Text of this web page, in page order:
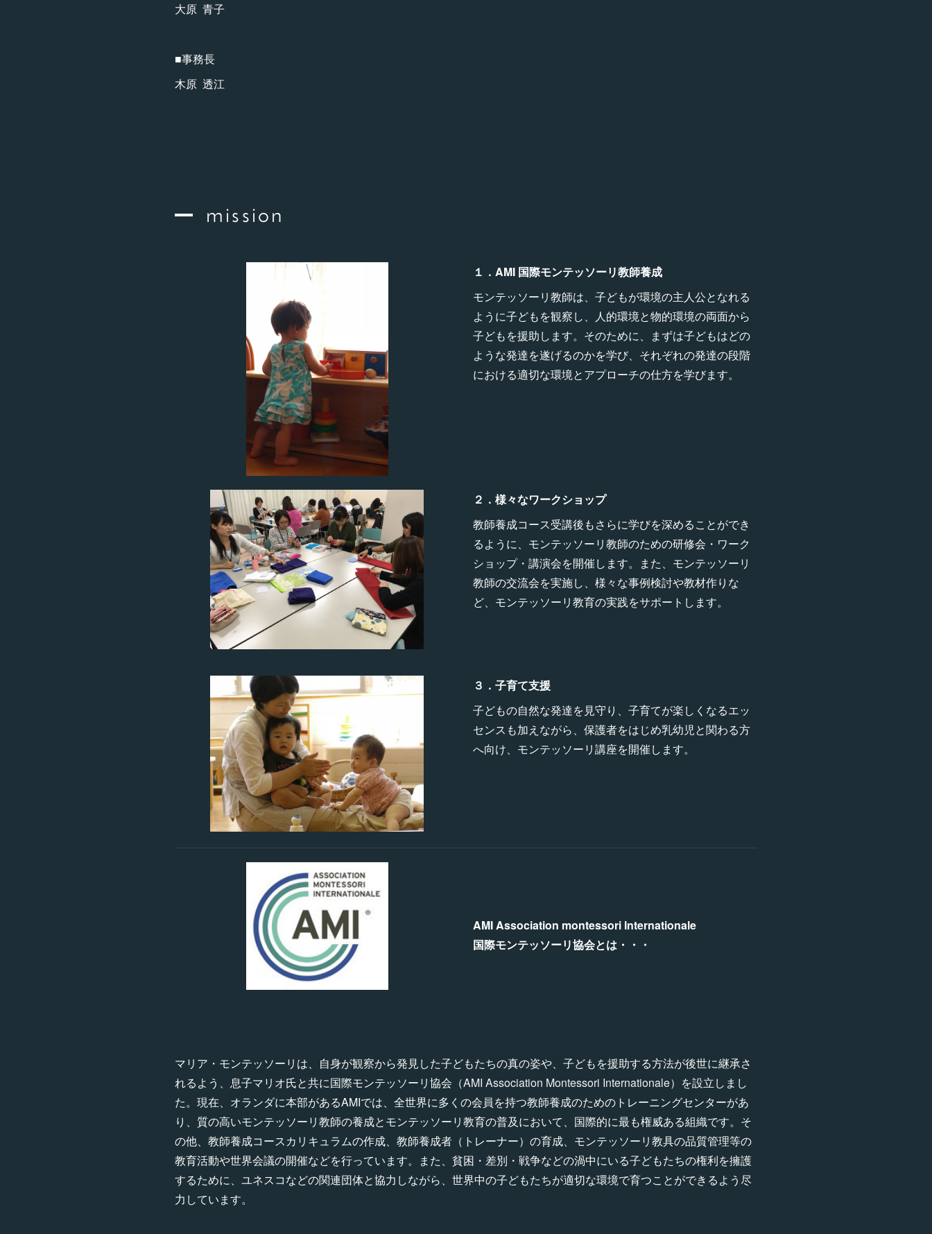
大原 青子
■事務長
木原 透江
mission
１．AMI 国際モンテッソーリ教師養成
モンテッソーリ教師は、子どもが環境の主人公となれる
ように子どもを観察し、人的環境と物的環境の両面から
子どもを援助します。そのために、まずは子どもはどの
ような発達を遂げるのかを学び、それぞれの発達の段階
における適切な環境とアプローチの仕方を学びます。
２．様々なワークショップ
教師養成コース受講後もさらに学びを深めることができ
るように、モンテッソーリ教師のための研修会・ワーク
ショップ・講演会を開催します。また、モンテッソーリ
教師の交流会を実施し、様々な事例検討や教材作りな
ど、モンテッソーリ教育の実践をサポートします。
３．子育て支援
子どもの自然な発達を見守り、子育てが楽しくなるエッ
センスも加えながら、保護者をはじめ乳幼児と関わる方
へ向け、モンテッソーリ講座を開催します。
AMI Association montessori Internationale
国際モンテッソーリ協会とは・・・
マリア・モンテッソーリは、自身が観察から発見した子どもたちの真の姿や、子どもを援助する方法が後世に継承さ
れるよう、息子マリオ氏と共に国際モンテッソーリ協会（AMI Association Montessori Internationale）を設立しまし
た。現在、オランダに本部があるAMIでは、全世界に多くの会員を持つ教師養成のためのトレーニングセンターがあ
り、質の高いモンテッソーリ教師の養成とモンテッソーリ教育の普及において、国際的に最も権威ある組織です。そ
の他、教師養成コースカリキュラムの作成、教師養成者（トレーナー）の育成、モンテッソーリ教具の品質管理等の
教育活動や世界会議の開催などを行っています。また、貧困・差別・戦争などの渦中にいる子どもたちの権利を擁護
するために、ユネスコなどの関連団体と協力しながら、世界中の子どもたちが適切な環境で育つことができるよう尽
力しています。